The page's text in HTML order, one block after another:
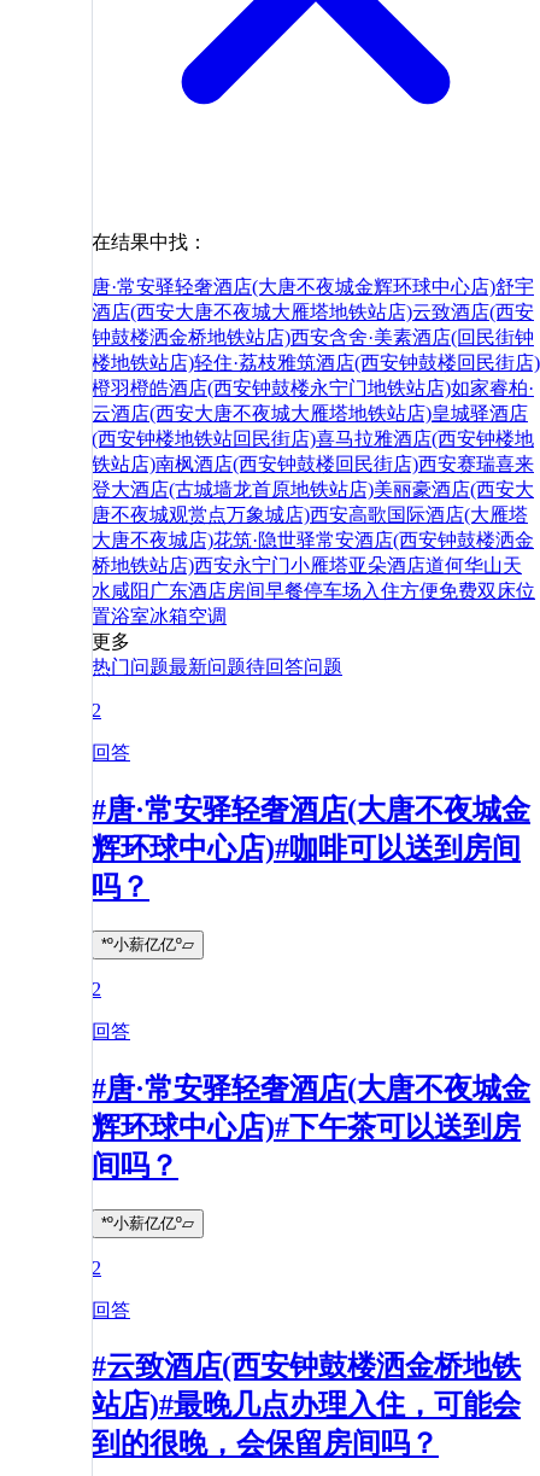
在结果中找：
唐·常安驿轻奢酒店(大唐不夜城金辉环球中心店)舒宇
酒店(西安大唐不夜城大雁塔地铁站店)云致酒店(西安
钟鼓楼洒金桥地铁站店)西安含舍·美素酒店(回民街钟
楼地铁站店)轻住·荔枝雅筑酒店(西安钟鼓楼回民街店)
橙羽橙皓酒店(西安钟鼓楼永宁门地铁站店)如家睿柏·
云酒店(西安大唐不夜城大雁塔地铁站店)皇城驿酒店
(西安钟楼地铁站回民街店)喜马拉雅酒店(西安钟楼地
铁站店)南枫酒店(西安钟鼓楼回民街店)西安赛瑞喜来
登大酒店(古城墙龙首原地铁站店)美丽豪酒店(西安大
唐不夜城观赏点万象城店)西安高歌国际酒店(大雁塔
大唐不夜城店)花筑·隐世驿常安酒店(西安钟鼓楼洒金
桥地铁站店)西安永宁门小雁塔亚朵酒店道何华山天
水咸阳 广东酒店房间早餐停车场 入住方便免费双床位
置浴室冰箱空调
更多
热门问题最新问题待回答问题
2
回答
#唐·常安驿轻奢酒店(大唐不夜城金
辉环球中心店)#咖啡可以送到房间
吗？
*º小薪亿亿º▱
2
回答
#唐·常安驿轻奢酒店(大唐不夜城金
辉环球中心店)#下午茶可以送到房
间吗？
*º小薪亿亿º▱
2
回答
#云致酒店(西安钟鼓楼洒金桥地铁
站店)#最晚几点办理入住，可能会
到的很晚，会保留房间吗？